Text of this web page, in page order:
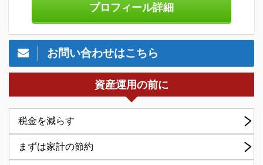
プロフィール詳細
お問い合わせはこちら
資産運用の前に
税金を減らす
まずは家計の節約